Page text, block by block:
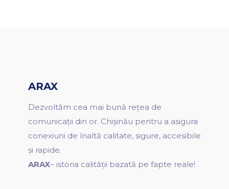
ARAX
Dezvoltăm cea mai bună rețea de
comunicații din or. Chișinău pentru a asigura
conexiuni de înaltă calitate, sigure, accesibile
și rapide.
ARAX– istoria calității bazată pe fapte reale!